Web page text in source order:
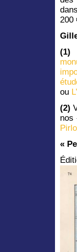
200
ou
(2)
nos
«